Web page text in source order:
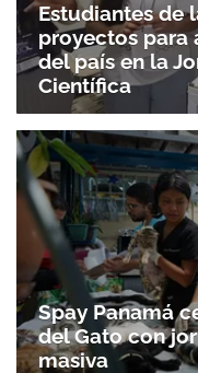
Estudiantes de
proyectos para
del país en la
Científica
Spay Panamá
del Gato con
masiva